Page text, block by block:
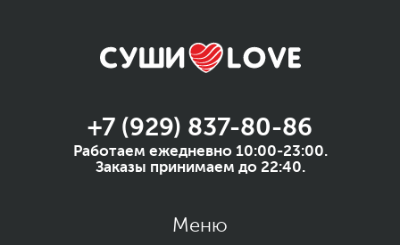
+7 (929) 837-80-86
Работаем ежедневно 10:00-23:00.
Заказы принимаем до 22:40.
Меню